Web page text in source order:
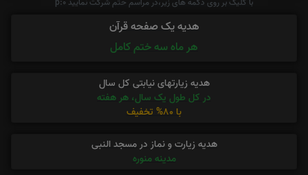
هدیه یک صفحه قرآن
هر ماه سه ختم کامل
هدیه زیارتهای نیابتی کل سال
در کل طول یک سال، هر هفته
با 80% تخفیف
هدیه زیارت و نماز در مسجد النبی
مدینه منوره